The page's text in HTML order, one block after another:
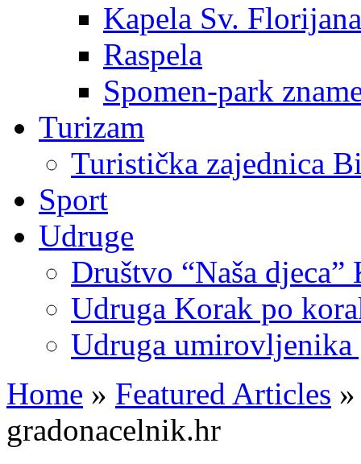
Kapela Sv. Florijana
Raspela
Spomen-park
Turizam
Turistička zajednica
Sport
Udruge
Društvo “Naša djeca”
Udruga Korak po
Udruga umirovljenika
Home » Featured Articles »
gradonacelnik.hr